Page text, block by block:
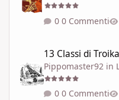
0 Commenti
13 Classi di
Pippomaster92 in
0 Commenti